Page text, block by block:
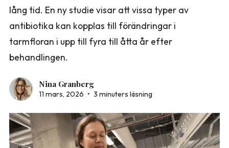
lång tid. En ny studie visar att vissa typer av
antibiotika kan kopplas till förändringar i
tarmfloran i upp till fyra till åtta år efter
behandlingen.
Nina Granberg
11 mars, 2026 • 3 minuters läsning